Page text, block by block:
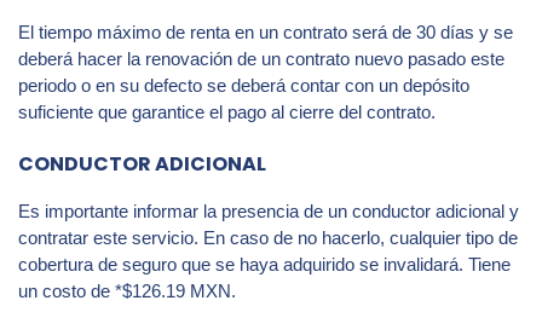
El tiempo máximo de renta en un contrato será de 30 días y se
deberá hacer la renovación de un contrato nuevo pasado este
periodo o en su defecto se deberá contar con un depósito
suficiente que garantice el pago al cierre del contrato.
CONDUCTOR ADICIONAL
Es importante informar la presencia de un conductor adicional y
contratar este servicio. En caso de no hacerlo, cualquier tipo de
cobertura de seguro que se haya adquirido se invalidará. Tiene
un costo de *$126.19 MXN.